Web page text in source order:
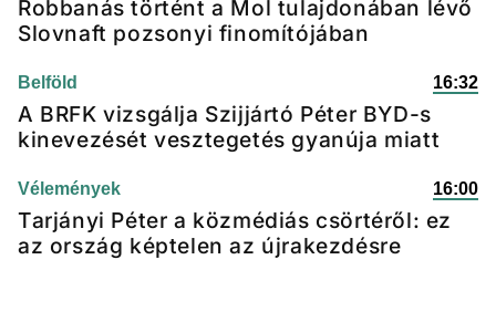
Robbanás történt a Mol tulajdonában lévő
Slovnaft pozsonyi finomítójában
Belföld 16:32
A BRFK vizsgálja Szijjártó Péter BYD-s
kinevezését vesztegetés gyanúja miatt
Vélemények 16:00
Tarjányi Péter a közmédiás csörtéről: ez
az ország képtelen az újrakezdésre